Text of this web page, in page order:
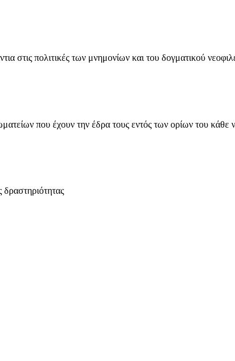
πολιτικές των μνημονίων και του δογματικού
που έχουν την έδρα τους εντός των ορίων του κάθε